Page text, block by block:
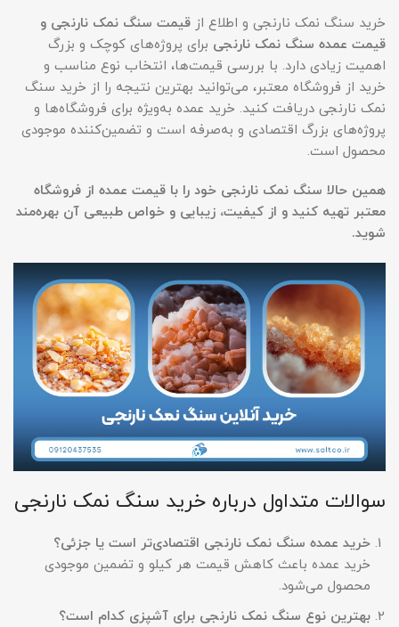
خرید سنگ نمک نارنجی و اطلاع از قیمت سنگ نمک نارنجی و
قیمت عمده سنگ نمک نارنجی برای پروژه‌های کوچک و بزرگ
اهمیت زیادی دارد. با بررسی قیمت‌ها، انتخاب نوع مناسب و
خرید از فروشگاه معتبر، می‌توانید بهترین نتیجه را از خرید سنگ
نمک نارنجی دریافت کنید. خرید عمده به‌ویژه برای فروشگاه‌ها و
پروژه‌های بزرگ اقتصادی و به‌صرفه است و تضمین‌کننده موجودی
محصول است.
همین حالا سنگ نمک نارنجی خود را با قیمت عمده از فروشگاه
معتبر تهیه کنید و از کیفیت، زیبایی و خواص طبیعی آن بهره‌مند
شوید.
سوالات متداول درباره خرید سنگ نمک نارنجی
خرید عمده سنگ نمک نارنجی اقتصادی‌تر است یا جزئی؟
خرید عمده باعث کاهش قیمت هر کیلو و تضمین موجودی
محصول می‌شود.
بهترین نوع سنگ نمک نارنجی برای آشپزی کدام است؟